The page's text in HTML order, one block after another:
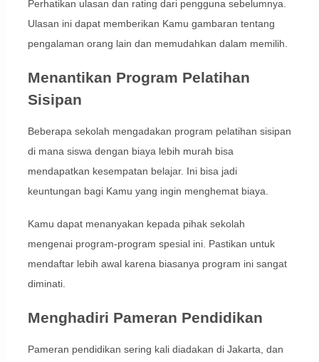
Perhatikan ulasan dan rating dari pengguna sebelumnya.
Ulasan ini dapat memberikan Kamu gambaran tentang
pengalaman orang lain dan memudahkan dalam memilih.
Menantikan Program Pelatihan
Sisipan
Beberapa sekolah mengadakan program pelatihan sisipan
di mana siswa dengan biaya lebih murah bisa
mendapatkan kesempatan belajar. Ini bisa jadi
keuntungan bagi Kamu yang ingin menghemat biaya.
Kamu dapat menanyakan kepada pihak sekolah
mengenai program-program spesial ini. Pastikan untuk
mendaftar lebih awal karena biasanya program ini sangat
diminati.
Menghadiri Pameran Pendidikan
Pameran pendidikan sering kali diadakan di Jakarta, dan